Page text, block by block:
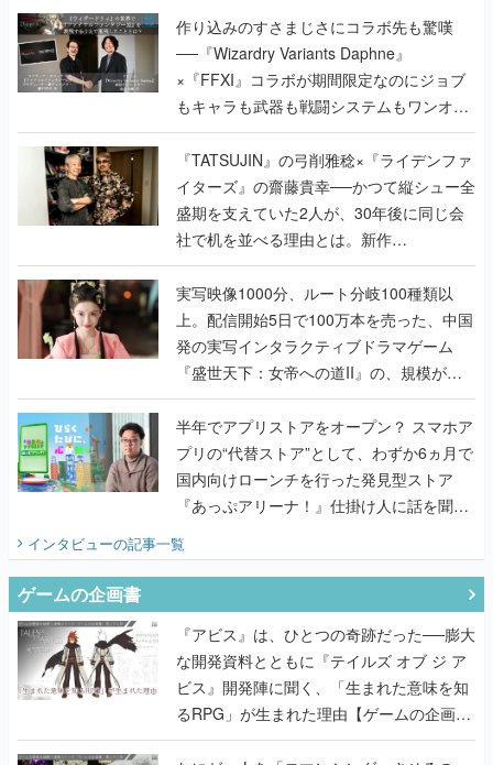
作り込みのすさまじさにコラボ先も驚嘆
──『Wizardry Variants Daphne』
×『FFXI』コラボが期間限定なのにジョブ
もキャラも武器も戦闘システムもワンオフ
で作り込まれた理由を両ディレクターに聞
く
『TATSUJIN』の弓削雅稔×『ライデンファ
イターズ』の齋藤貴幸──かつて縦シュー全
盛期を支えていた2人が、30年後に同じ会
社で机を並べる理由とは。新作
『TATSUJIN EXTREME』で初タッグを組
んだレジェンド2人に訊く開発秘話
実写映像1000分、ルート分岐100種類以
上。配信開始5日で100万本を売った、中国
発の実写インタラクティブドラマゲーム
『盛世天下：女帝への道II』の、規模が違
うこだわりをプロデューサーに聞いた
半年でアプリストアをオープン？ スマホア
プリの“代替ストア”として、わずか6ヵ月で
国内向けローンチを行った発見型ストア
『あっぷアリーナ！』仕掛け人に話を聞い
インタビューの記事一覧
ゲームの企画書
『アビス』は、ひとつの奇跡だった──膨大
な開発資料とともに『テイルズ オブ ジ ア
ビス』開発陣に聞く、「生まれた意味を知
るRPG」が生まれた理由【ゲームの企画
書】